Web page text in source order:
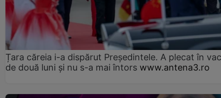
Țara căreia i-a dispărut Președintele. A plecat în
de două luni și nu s-a mai întors www.antena3.ro